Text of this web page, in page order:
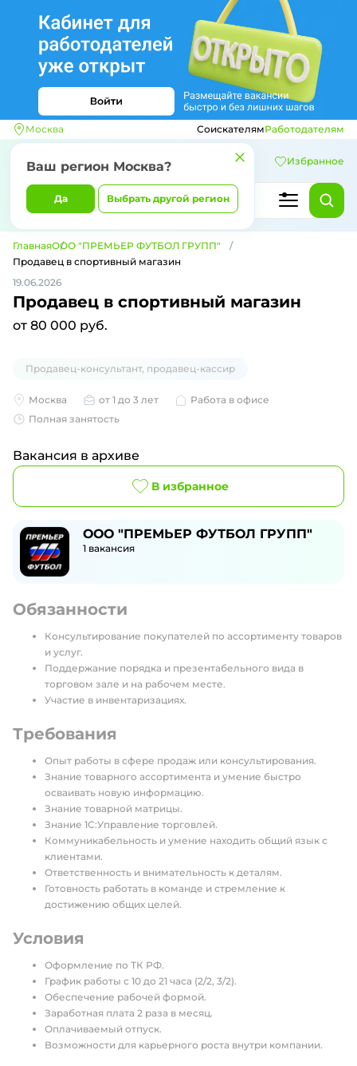
Москва
Ваш регион Москва?
Да Выбрать другой регион
СоискателямРаботодателям
Избранное
ГлавнаяООО "ПРЕМЬЕР ФУТБОЛ ГРУПП"
Продавец в спортивный магазин
19.06.2026
Продавец в спортивный магазин
от 80 000 руб.
Продавец-консультант, продавец-кассир
Москва от 1 до 3 лет
Работа в офисе
Полная занятость
Вакансия в архиве
В избранное
ООО "ПРЕМЬЕР ФУТБОЛ ГРУПП"
1 вакансия
Обязанности
Консультирование покупателей по ассортименту товаров
и услуг.
Поддержание порядка и презентабельного вида в
торговом зале и на рабочем месте.
Участие в инвентаризациях.
Требования
Опыт работы в сфере продаж или консультирования.
Знание товарного ассортимента и умение быстро
осваивать новую информацию.
Знание товарной матрицы.
Знание 1С:Управление торговлей.
Коммуникабельность и умение находить общий язык с
клиентами.
Ответственность и внимательность к деталям.
Готовность работать в команде и стремление к
достижению общих целей.
Условия
Оформление по ТК РФ.
График работы с 10 до 21 часа (2/2, 3/2).
Обеспечение рабочей формой.
Заработная плата 2 раза в месяц.
Оплачиваемый отпуск.
Возможности для карьерного роста внутри компании.